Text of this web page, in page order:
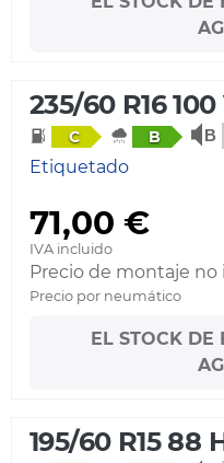
235/60 R16 100
C B
Etiquetado
71,00 €
IVA incluido
Precio de montaje
Precio por neumático
EL STOCK DE
195/60 R15 88